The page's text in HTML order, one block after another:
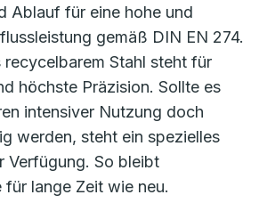
Ablauf für eine hohe und
gemäß DIN EN 274.
recycelbarem Stahl steht für
höchste Präzision. Sollte es
intensiver Nutzung doch
werden, steht ein spezielles
Verfügung. So bleibt
lange Zeit wie neu.